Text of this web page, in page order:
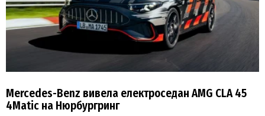
Mercedes-Benz вивела електроседан AMG CLA 45
4Matic на Нюрбургринг